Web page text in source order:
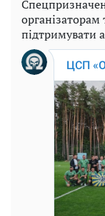
підтримувати